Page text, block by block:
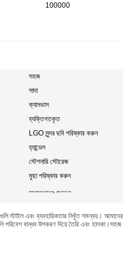
100000
সহজ
সাদা
ক্যানভাস
ব্যক্তিগতকৃত
LGO সুন্দর ছবি পরিষ্কার করুন
হ্যান্ডেল
স্টেশনারি স্টোরেজ
মুছা পরিষ্কার করুন
স্টেশনারি স্টোরেজ ইকো ক্যানভাস ব্যাগ, মুদ্রিত কাটন শপিং ব্যাগ
স্টাইল এবং ব্যবহারিকতার নিখুঁত সমন্বয়।
পরিবেশ বান্ধব উপকরণ দিয়ে তৈরি এবং